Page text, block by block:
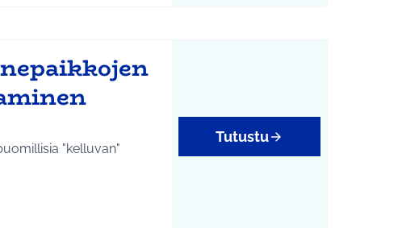
"kelluvan"
Tutustu